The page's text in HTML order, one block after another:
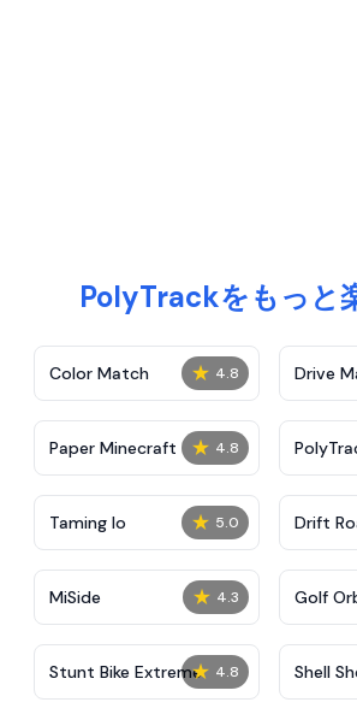
PolyTrackをもっと
★ 4.8
Color Match Drive
★ 4.8
Paper Minecraft
★ 5.0
Taming Io Drift
★ 4.3
MiSide Golf
★ 4.8
Stunt Bike Extreme Shell